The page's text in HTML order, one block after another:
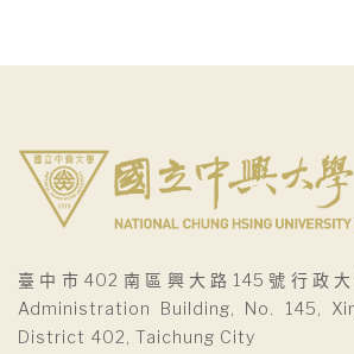
臺中市402南區興大路145號行政
Administration Building, No. 145,
District 402, Taichung City